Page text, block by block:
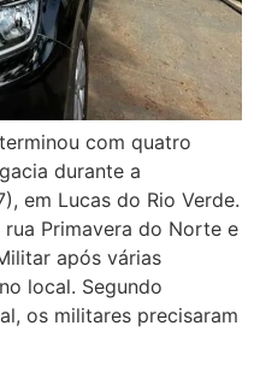
com quatro
durante a
em Lucas do Rio Verde.
Primavera do Norte e
após várias
local. Segundo
os militares precisaram